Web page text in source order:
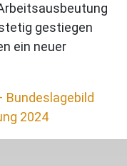
gestiegen
ein neuer
Bundeslagebild
2024